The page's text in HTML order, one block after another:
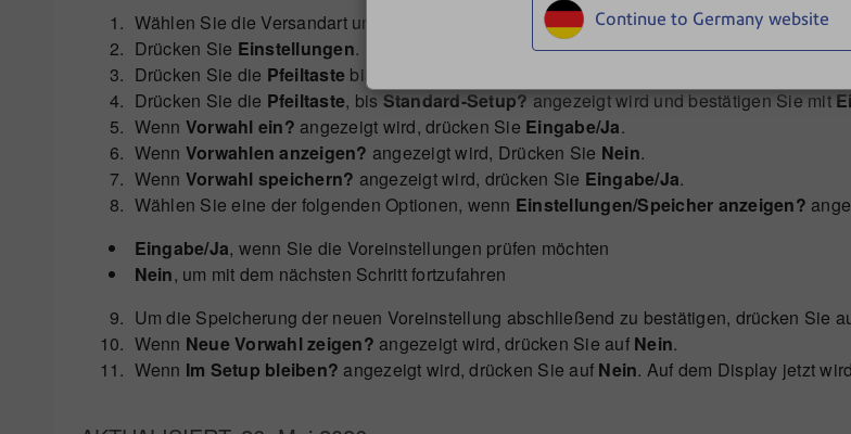
Continue to Germany website
Wählen Sie die Versandart und, wenn gewünscht, den Werbedruck für Ihre Voreinstellung
Drücken Sie Einstellungen.
Drücken Sie die Pfeiltaste bis
Drücken Sie die Pfeiltaste, bis Standard-Setup? angezeigt wird und bestätigen Sie mit
Wenn Vorwahl ein? angezeigt wird, drücken Sie Eingabe/Ja.
Wenn Vorwahlen anzeigen? angezeigt wird, Drücken Sie Nein.
Wenn Vorwahl speichern? angezeigt wird, drücken Sie Eingabe/Ja.
Wählen Sie eine der folgenden Optionen, wenn Einstellungen/Speicher anzeigen?
Eingabe/Ja, wenn Sie die Voreinstellungen prüfen möchten
Nein, um mit dem nächsten Schritt fortzufahren
Um die Speicherung der neuen Voreinstellung abschließend zu bestätigen, drücken Sie
Wenn Neue Vorwahl zeigen? angezeigt wird, drücken Sie auf Nein.
Wenn Im Setup bleiben? angezeigt wird, drücken Sie auf Nein. Auf dem Display jetzt